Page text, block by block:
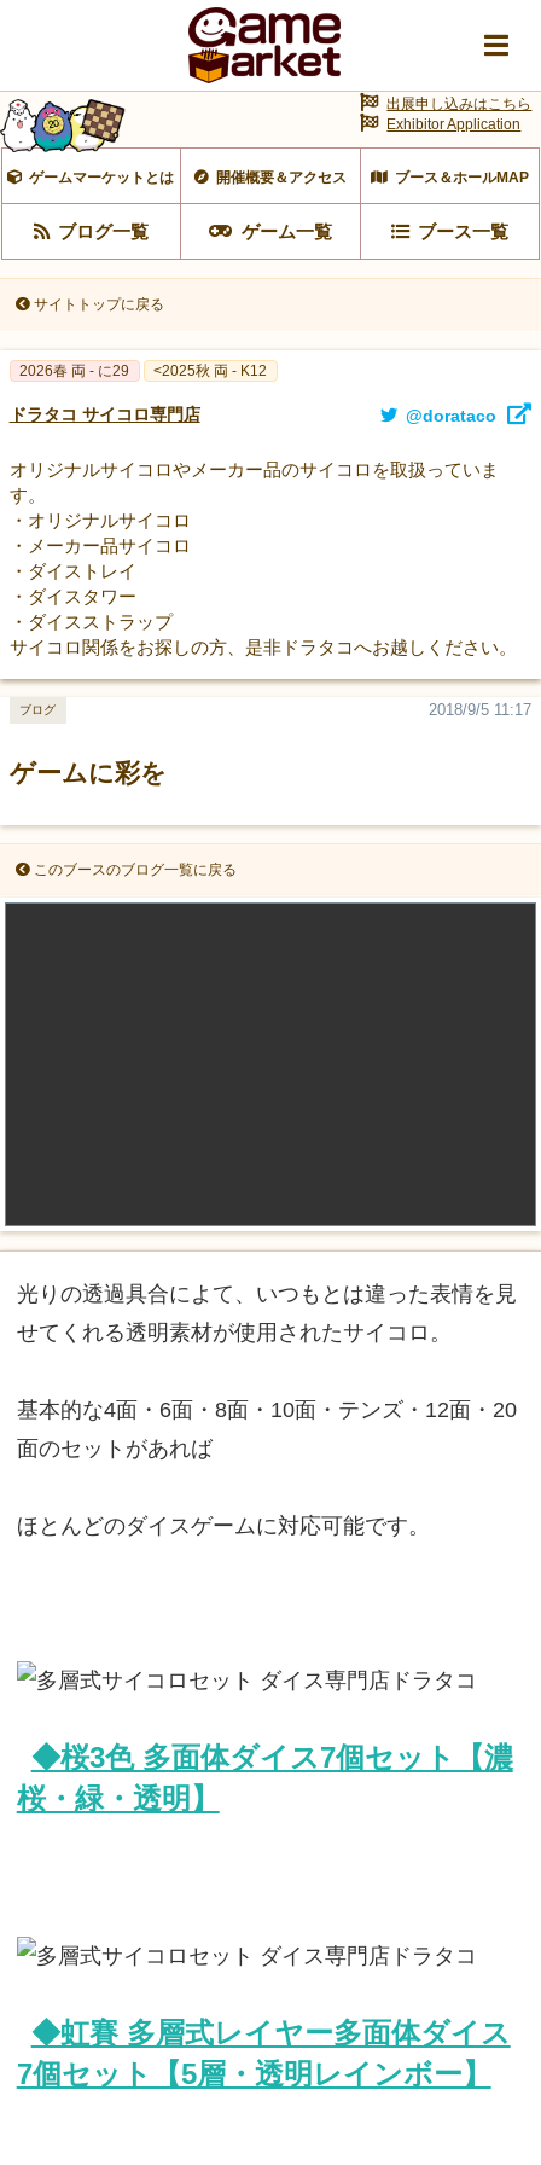
ゲームマーケットとは 開催概要＆アクセス ブース＆ホールMAP
ブログ一覧 ゲーム一覧 ブース一覧
出展申し込みはこちら
Exhibitor Application
サイトトップに戻る
2026春 両 - に29 <2025秋 両 - K12
ドラタコ サイコロ専門店 @dorataco
オリジナルサイコロやメーカー品のサイコロを取扱っていま
す。
・オリジナルサイコロ
・メーカー品サイコロ
・ダイストレイ
・ダイスタワー
・ダイスストラップ
サイコロ関係をお探しの方、是非ドラタコへお越しください。
ゲームに彩を
2018/9/5 11:17
ブログ
このブースのブログ一覧に戻る
光りの透過具合によて、いつもとは違った表情を見
せてくれる透明素材が使用されたサイコロ。
基本的な4面・6面・8面・10面・テンズ・12面・20
面のセットがあれば
ほとんどのダイスゲームに対応可能です。
◆桜3色 多面体ダイス7個セット【濃
桜・緑・透明】
◆虹賽 多層式レイヤー多面体ダイス
7個セット【5層・透明レインボー】